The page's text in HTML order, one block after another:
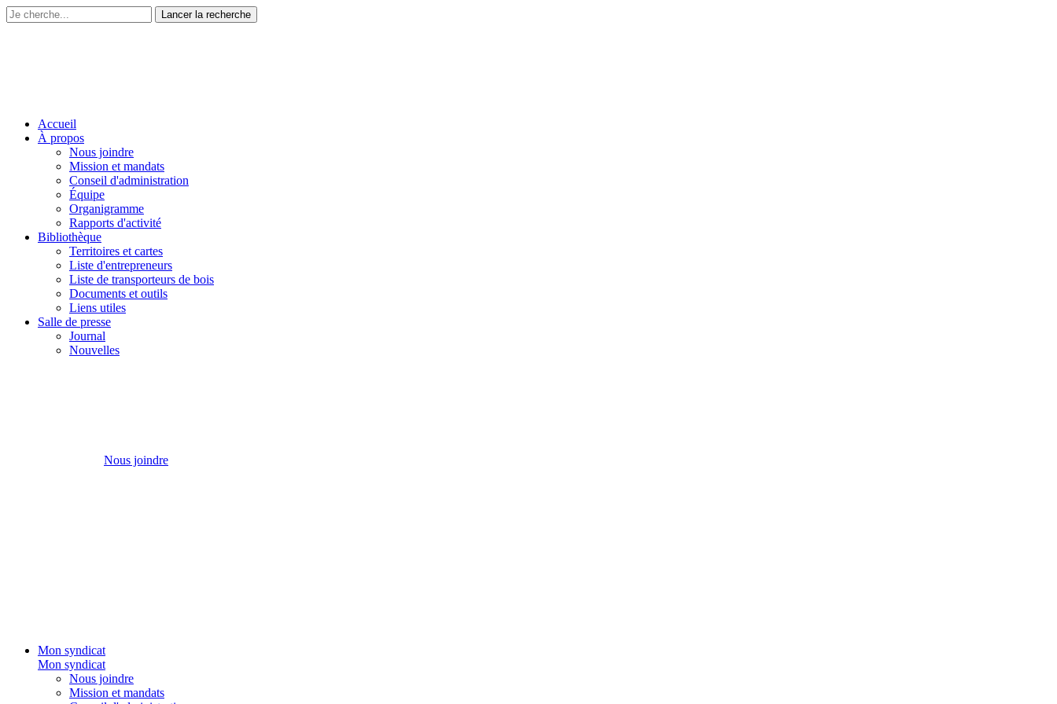
Accueil
À propos
Nous joindre
Mission et mandats
Conseil d'administration
Équipe
Organigramme
Rapports d'activité
Bibliothèque
Territoires et cartes
Liste d'entrepreneurs
Liste de transporteurs de bois
Documents et outils
Liens utiles
Salle de presse
Journal
Nouvelles
Nous joindre
Mon syndicat
Mon syndicat
Nous joindre
Mission et mandats